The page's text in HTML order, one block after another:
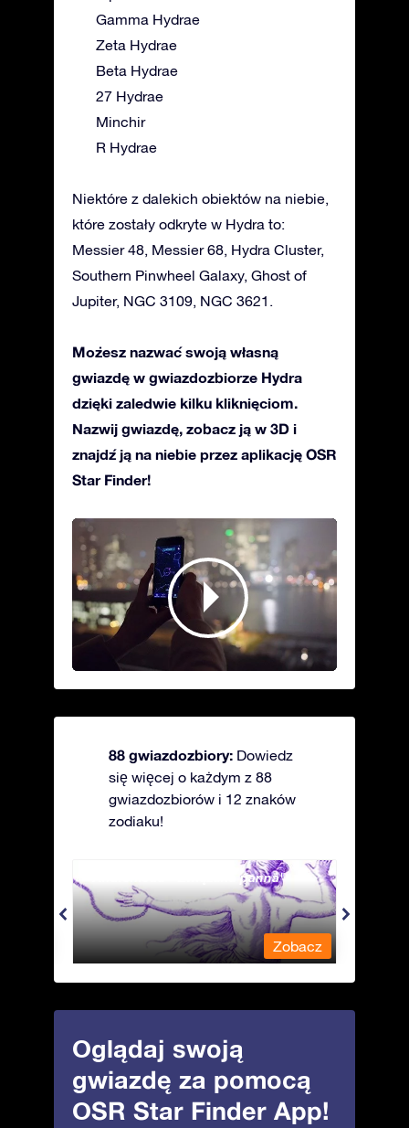
Gamma Hydrae
Zeta Hydrae
Beta Hydrae
27 Hydrae
Minchir
R Hydrae
Niektóre z dalekich obiektów na niebie,
które zostały odkryte w Hydra to:
Messier 48, Messier 68, Hydra Cluster,
Southern Pinwheel Galaxy, Ghost of
Jupiter, NGC 3109, NGC 3621.
Możesz nazwać swoją własną
gwiazdę w gwiazdozbiorze Hydra
dzięki zaledwie kilku kliknięciom.
Nazwij gwiazdę, zobacz ją w 3D i
znajdź ją na niebie przez aplikację OSR
Star Finder!
88 gwiazdozbiory: Dowiedz
się więcej o każdym z 88
gwiazdozbiorów i 12 znaków
zodiaku!
Andromeda - Związana panna
Zobacz
Oglądaj swoją
gwiazdę za pomocą
OSR Star Finder App!